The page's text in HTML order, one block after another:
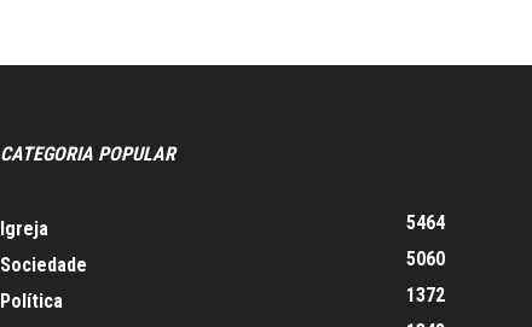
CATEGORIA POPULAR
Igreja
5464
Sociedade
5060
Política
1372